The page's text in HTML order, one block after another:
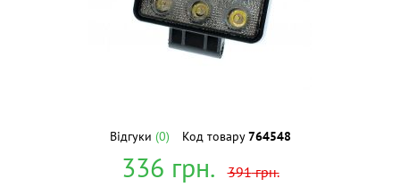
Відгуки (0) Код товару764548
336 грн. 391грн.